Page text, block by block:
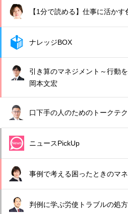
【1分で読める】仕事に活かす
ナレッジBOX
引き算のマネジメント～行動
岡本文宏
口下手の人のためのトークテ
ニュースPickUp
事例で考える困ったときのマ
判例に学ぶ労使トラブルの処